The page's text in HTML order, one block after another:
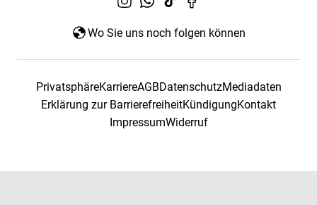
Wo Sie uns noch folgen können
PrivatsphäreKarriereAGBDatenschutzMediadaten
Erklärung zur BarrierefreiheitKündigungKontakt
ImpressumWiderruf